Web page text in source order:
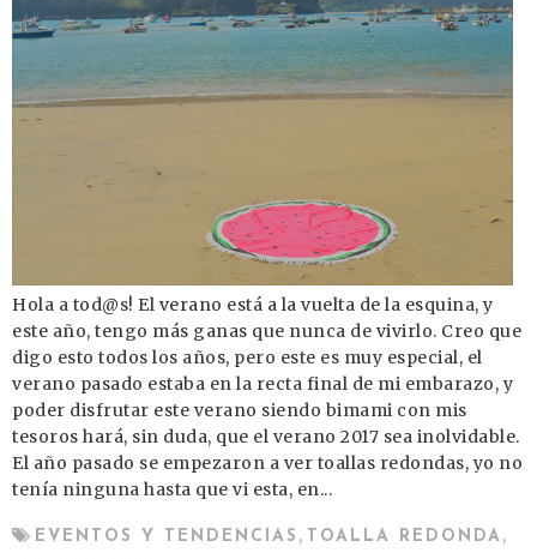
Hola a tod@s! El verano está a la vuelta de la esquina, y
este año, tengo más ganas que nunca de vivirlo. Creo que
digo esto todos los años, pero este es muy especial, el
verano pasado estaba en la recta final de mi embarazo, y
poder disfrutar este verano siendo bimami con mis
tesoros hará, sin duda, que el verano 2017 sea inolvidable.
El año pasado se empezaron a ver toallas redondas, yo no
tenía ninguna hasta que vi esta, en...
EVENTOS Y TENDENCIAS , TOALLA REDONDA ,